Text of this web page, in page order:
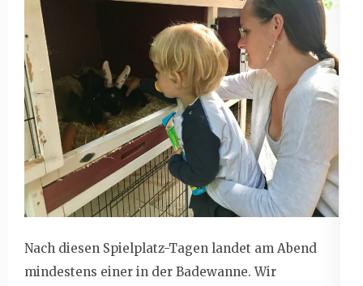
Nach diesen Spielplatz-Tagen landet am Abend
mindestens einer in der Badewanne. Wir